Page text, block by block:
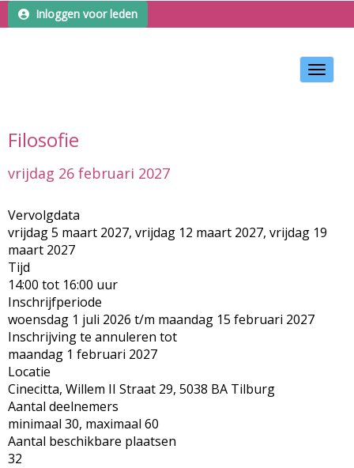
Inloggen voor leden
Toggle
Filosofie
vrijdag 26 februari 2027
Vervolgdata
vrijdag 5 maart 2027, vrijdag 12 maart 2027, vrijdag 19
maart 2027
Tijd
14:00 tot 16:00 uur
Inschrijfperiode
woensdag 1 juli 2026 t/m maandag 15 februari 2027
Inschrijving te annuleren tot
maandag 1 februari 2027
Locatie
Cinecitta, Willem II Straat 29, 5038 BA Tilburg
Aantal deelnemers
minimaal 30, maximaal 60
Aantal beschikbare plaatsen
32